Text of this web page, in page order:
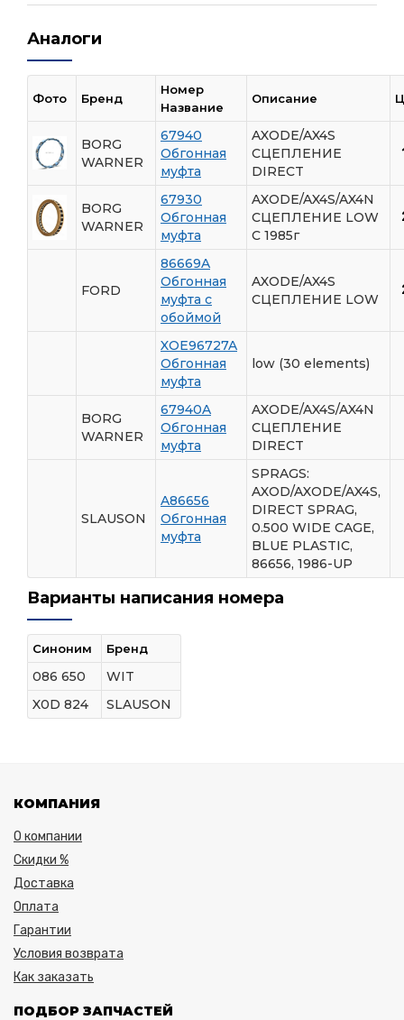
Аналоги
Фото Бренд
Номер
Название
Описание
BORG
WARNER
67940
Обгонная
муфта
AXODE/AX4S
СЦЕПЛЕНИЕ
DIRECT
BORG
WARNER
67930
Обгонная
муфта
AXODE/AX4S/AX4N
СЦЕПЛЕНИЕ LOW
C 1985г
FORD
86669A
Обгонная
муфта c
обоймой
AXODE/AX4S
СЦЕПЛЕНИЕ LOW
XOE96727A
Обгонная
муфта
low (30 elements)
BORG
WARNER
67940A
Обгонная
муфта
AXODE/AX4S/AX4N
СЦЕПЛЕНИЕ
DIRECT
SLAUSON
A86656
Обгонная
муфта
SPRAGS:
AXOD/AXODE/AX4S,
DIRECT SPRAG,
0.500 WIDE CAGE,
BLUE PLASTIC,
86656, 1986-UP
Варианты написания номера
Синоним Бренд
086 650
WIT
X0D 824
SLAUSON
КОМПАНИЯ
О компании
Скидки %
Доставка
Оплата
Гарантии
Условия возврата
Как заказать
ПОДБОР ЗАПЧАСТЕЙ